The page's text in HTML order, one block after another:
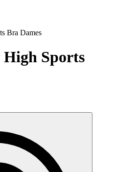
Bra Dames
Sports